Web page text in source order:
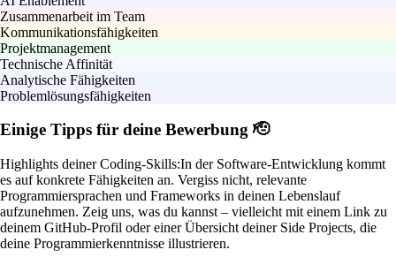
Zusammenarbeit im Team
Kommunikationsfähigkeiten
Projektmanagement
Technische Affinität
Analytische Fähigkeiten
Problemlösungsfähigkeiten
Einige Tipps für deine Bewerbung 🫡
Highlights deiner Coding-Skills:In der Software-Entwicklung kommt
es auf konkrete Fähigkeiten an. Vergiss nicht, relevante
Programmiersprachen und Frameworks in deinen Lebenslauf
aufzunehmen. Zeig uns, was du kannst – vielleicht mit einem Link zu
deinem GitHub-Profil oder einer Übersicht deiner Side Projects, die
deine Programmierkenntnisse illustrieren.